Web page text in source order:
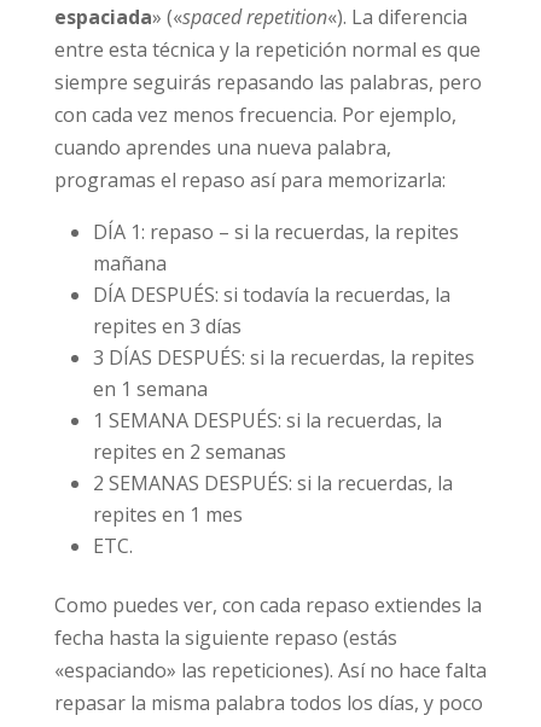
espaciada» («spaced repetition«). La diferencia
entre esta técnica y la repetición normal es que
siempre seguirás repasando las palabras, pero
con cada vez menos frecuencia. Por ejemplo,
cuando aprendes una nueva palabra,
programas el repaso así para memorizarla:
DÍA 1: repaso – si la recuerdas, la repites
mañana
DÍA DESPUÉS: si todavía la recuerdas, la
repites en 3 días
3 DÍAS DESPUÉS: si la recuerdas, la repites
en 1 semana
1 SEMANA DESPUÉS: si la recuerdas, la
repites en 2 semanas
2 SEMANAS DESPUÉS: si la recuerdas, la
repites en 1 mes
ETC.
Como puedes ver, con cada repaso extiendes la
fecha hasta la siguiente repaso (estás
«espaciando» las repeticiones). Así no hace falta
repasar la misma palabra todos los días, y poco